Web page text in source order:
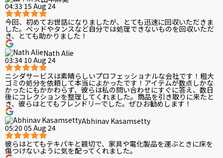
04:33 15 Aug 24
今回、初めてお世話になりましたが、とても迅速に回収いただきま
した。ベッドやタンスなど自分では処理できないものを回収いただ
き、とても助かりました！
Nath Alie
03:34 10 Aug 24
ニシダサービスは素晴らしいプロフェッショナルな会社です！粗大
ゴミの処分を依頼して本当によかったです！アイテムが数点しかな
かったにもかかわらず、彼らは私の問い合わせにすぐに答え、数日
後にコレクションを整理してくれました。商品を引き取りに来たと
き、彼らはとてもフレンドリーでした。ぜひお勧めします！
Abhinav Kasamsetty
05:20 05 Aug 24
彼らはとてもテキパキと親切で、家具や電化製品を運ぶときに床を
傷つけないように気を配ってくれました。